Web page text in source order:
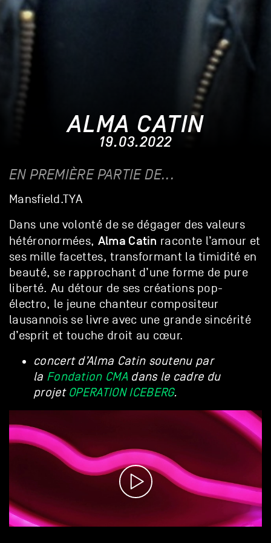
ALMA CATIN
19.03.2022
EN PREMIÈRE PARTIE DE...
Mansfield.TYA
Dans une volonté de se dégager des valeurs
hétéronormées, Alma Catin raconte l’amour et
ses mille facettes, transformant la timidité en
beauté, se rapprochant d’une forme de pure
liberté. Au détour de ses créations pop-
électro, le jeune chanteur compositeur
lausannois se livre avec une grande sincérité
d’esprit et touche droit au cœur.
concert d’Alma Catin soutenu par
la Fondation CMA dans le cadre du
projet OPERATION ICEBERG.